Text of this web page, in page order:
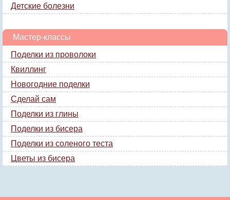
Детские болезни
Мастер-классы
Поделки из проволоки
Квиллинг
Новогодние поделки
Сделай сам
Поделки из глины
Поделки из бисера
Поделки из соленого теста
Цветы из бисера